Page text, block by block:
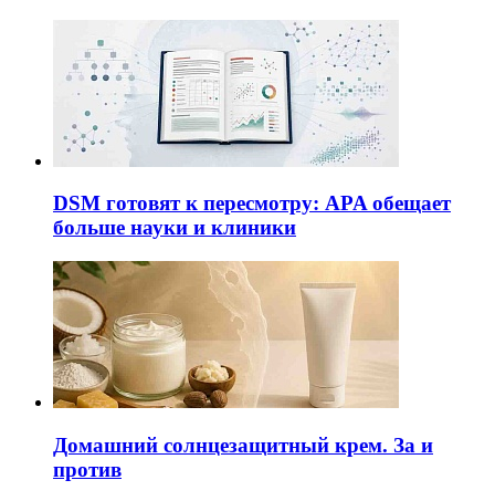
DSM готовят к пересмотру: APA обещает
больше науки и клиники
Домашний солнцезащитный крем. За и
против